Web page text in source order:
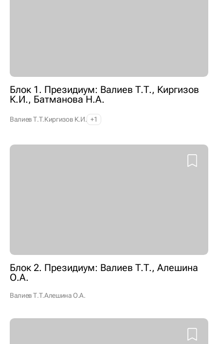
Блок 1. Президиум: Валиев Т.Т., Киргизов
К.И., Батманова Н.А.
Валиев Т.Т.Киргизов К.И. +1
Блок 2. Президиум: Валиев Т.Т., Алешина
О.А.
Валиев Т.Т.Алешина О.А.